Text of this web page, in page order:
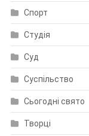
Спорт
Студія
Суд
Суспільство
Сьогодні свято
Творці